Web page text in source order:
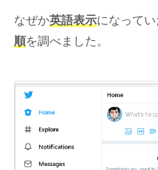
なぜか英語表示になって
順を調べました。